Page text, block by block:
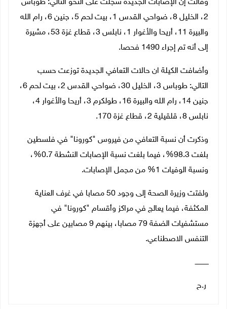
وقالت إن الإصابات الجديدة سجلت على النحو التالي: طوباس
2، الخليل 8، ضواحي القدس 1، بيت لحم 5، جنين 6، رام الله
والبيرة 11، أريحا والأغوار 1، نابلس 3، قطاع غزة 53، مشيرة
إلى أنه تم إجراء 1490 فحصا.
وأضافت الكيلة ان حالات التعافي الجديدة توزعت حسب
التالي: طوباس 3، الخليل 30، ضواحي القدس 2، بيت لحم 6،
جنين 14، رام الله والبيرة 16، طولكرم 3، أريحا والأغوار 4،
نابلس 8، قلقيلية 2، قطاع غزة 170.
وذكرت أن نسبة التعافي من فيروس "كورونا" في فلسطين
بلغت 98.3%، فيما بلغت نسبة الإصابات النشطة 0.7%،
ونسبة الوفيات 1% من مجمل الإصابات.
ولفتت وزيرة الصحة إلى وجود 50 مصابا في غرف العناية
المكثفة، فيما يعالج في مراكز وأقسام "كورونا" في
مستشفيات الضفة 79 مصابا، بينهم 9 مصابين على أجهزة
التنفس الاصطناعي.
ـــــــــــــ
ر.ح